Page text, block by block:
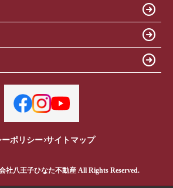
ポリシー サイトマップ
社八王子ひなた不動産 All Rights Reserved.